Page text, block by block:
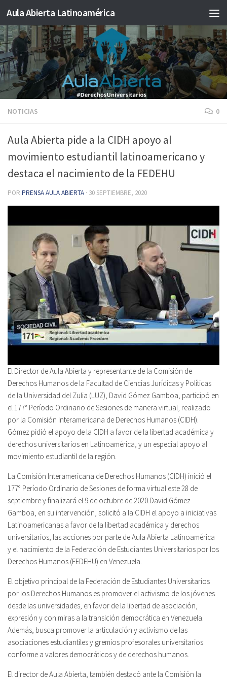
Saltar al contenido
Aula Abierta Latinoamérica
NOTICIAS 0
Aula Abierta pide a la CIDH apoyo al
movimiento estudiantil latinoamericano y
destaca el nacimiento de la FEDEHU
POR PRENSA AULA ABIERTA · 30 SEPTIEMBRE, 2020
El Director de Aula Abierta y representante de la Comisión de
Derechos Humanos de la Facultad de Ciencias Jurídicas y Políticas
de la Universidad del Zulia (LUZ), David Gómez Gamboa, participó en
el 177° Período Ordinario de Sesiones de manera virtual, realizado
por la Comisión Interamericana de Derechos Humanos (CIDH).
Gómez pidió el apoyo de la CIDH a favor de la libertad académica y
derechos universitarios en Latinoamérica, y un especial apoyo al
movimiento estudiantil de la región.
La Comisión Interamericana de Derechos Humanos (CIDH) inició el
177° Período Ordinario de Sesiones de forma virtual este 28 de
septiembre y finalizará el 9 de octubre de 2020.David Gómez
Gamboa, en su intervención, solicitó a la CIDH el apoyo a iniciativas
Latinoamericanas a favor de la libertad académica y derechos
universitarios, las acciones por parte de Aula Abierta Latinoamérica
y el nacimiento de la Federación de Estudiantes Universitarios por los
Derechos Humanos (FEDEHU) en Venezuela.
El objetivo principal de la Federación de Estudiantes Universitarios
por los Derechos Humanos es promover el activismo de los jóvenes
desde las universidades, en favor de la libertad de asociación,
expresión y con miras a la transición democrática en Venezuela.
Además, busca promover la articulación y activismo de las
asociaciones estudiantiles y gremios profesorales universitarios
conforme a valores democráticos y de derechos humanos.
El director de Aula Abierta, también destacó ante la Comisión la